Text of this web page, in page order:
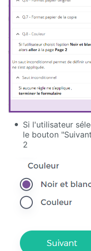
Si l'utilisateur
le bouton
2